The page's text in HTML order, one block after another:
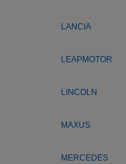
LANCIA
LEAPMOTOR
LINCOLN
MAXUS
MERCEDES